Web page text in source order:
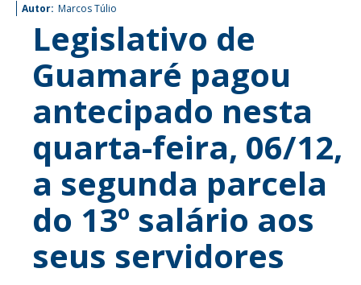
Autor: Marcos Túlio
Legislativo de
Guamaré pagou
antecipado nesta
quarta-feira, 06/12,
a segunda parcela
do 13º salário aos
seus servidores